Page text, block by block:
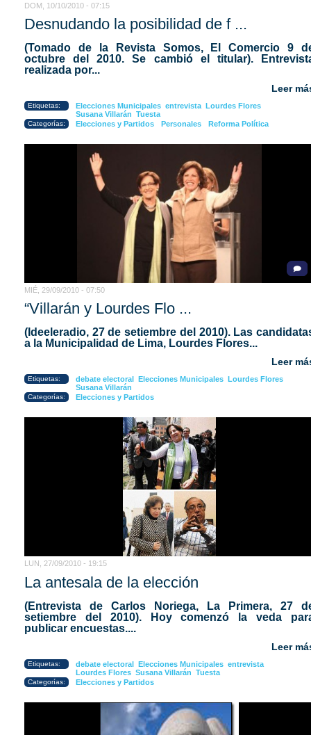
DOM, 10/10/2010 - 07:15
Desnudando la posibilidad de f ...
(Tomado de la Revista Somos, El Comercio 9
octubre del 2010. Se cambió el titular).
realizada por...
Leer
Etiquetas: Elecciones Municipales entrevista Lourdes Flores
Susana Villarán Tuesta
Categorías: Elecciones y Partidos Personales Reforma Política
MIÉ, 29/09/2010 - 07:50
“Villarán y Lourdes Flo ...
(Ideeleradio, 27 de setiembre del 2010).Las
a la Municipalidad de Lima, Lourdes Flores...
Leer
Etiquetas: debate electoral Elecciones Municipales Lourdes Flores
Susana Villarán
Categorías: Elecciones y Partidos
LUN, 27/09/2010 - 19:15
La antesala de la elección
(Entrevista de Carlos Noriega, La Primera, 27
setiembre del 2010).Hoy comenzó la veda
publicar encuestas....
Leer
Etiquetas: debate electoral Elecciones Municipales entrevista
Lourdes Flores Susana Villarán Tuesta
Categorías: Elecciones y Partidos